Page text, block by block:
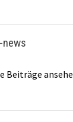
news
Beiträge